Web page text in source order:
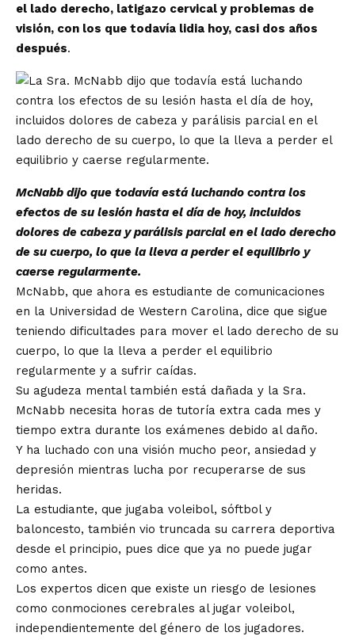
el lado derecho, latigazo cervical y problemas de
visión, con los que todavía lidia hoy, casi dos años
después.
McNabb dijo que todavía está luchando contra los
efectos de su lesión hasta el día de hoy, incluidos
dolores de cabeza y parálisis parcial en el lado derecho
de su cuerpo, lo que la lleva a perder el equilibrio y
caerse regularmente.
McNabb, que ahora es estudiante de comunicaciones
en la Universidad de Western Carolina, dice que sigue
teniendo dificultades para mover el lado derecho de su
cuerpo, lo que la lleva a perder el equilibrio
regularmente y a sufrir caídas.
Su agudeza mental también está dañada y la Sra.
McNabb necesita horas de tutoría extra cada mes y
tiempo extra durante los exámenes debido al daño.
Y ha luchado con una visión mucho peor, ansiedad y
depresión mientras lucha por recuperarse de sus
heridas.
La estudiante, que jugaba voleibol, sóftbol y
baloncesto, también vio truncada su carrera deportiva
desde el principio, pues dice que ya no puede jugar
como antes.
Los expertos dicen que existe un riesgo de lesiones
como conmociones cerebrales al jugar voleibol,
independientemente del género de los jugadores.